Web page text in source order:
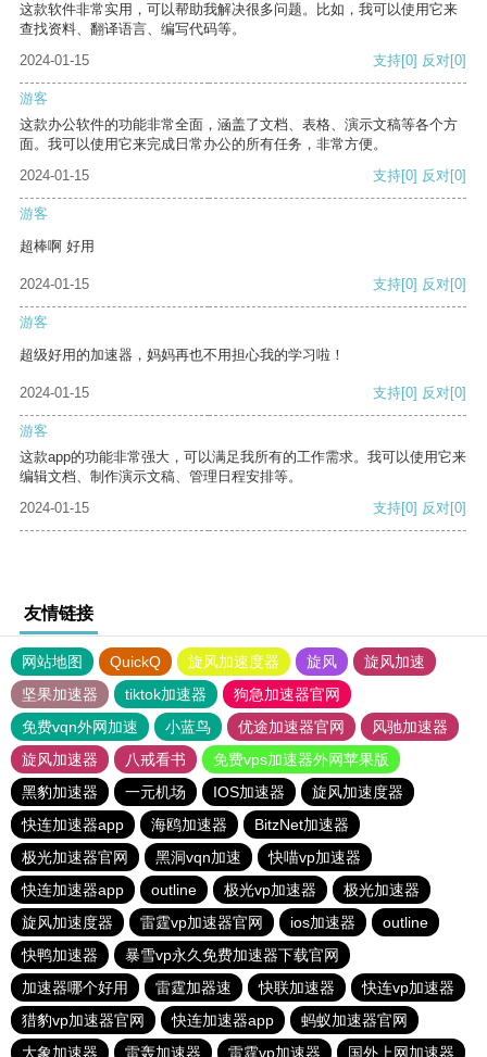
这款软件非常实用，可以帮助我解决很多问题。比如，我可以使用它来
查找资料、翻译语言、编写代码等。
2024-01-15
支持[0] 反对[0]
游客
这款办公软件的功能非常全面，涵盖了文档、表格、演示文稿等各个方
面。我可以使用它来完成日常办公的所有任务，非常方便。
2024-01-15
支持[0] 反对[0]
游客
超棒啊 好用
2024-01-15 支持[0] 反对[0]
游客
超级好用的加速器，妈妈再也不用担心我的学习啦！
2024-01-15 支持[0] 反对[0]
游客
这款app的功能非常强大，可以满足我所有的工作需求。我可以使用它来
编辑文档、制作演示文稿、管理日程安排等。
2024-01-15
支持[0] 反对[0]
友情链接
网站地图 QuickQ 旋风加速度器 旋风
旋风加速
坚果加速器
tiktok加速器
狗急加速器官网
免费vqn外网加速
小蓝鸟 优途加速器官网
风驰加速器
旋风加速器
八戒看书
免费vps加速器外网苹果版
黑豹加速器
一元机场 IOS加速器
旋风加速度器
快连加速器app
海鸥加速器
BitzNet加速器
极光加速器官网
黑洞vqn加速
快喵vp加速器
快连加速器app
outline 极光vp加速器
极光加速器
旋风加速度器
雷霆vp加速器官网 ios加速器
outline
快鸭加速器
暴雪vp永久免费加速器下载官网
加速器哪个好用
雷霆加器速 快联加速器
快连vp加速器
猎豹vp加速器官网
快连加速器app
蚂蚁加速器官网
大象加速器
雷轰加速器 雷霆vp加速器 国外上网加速器